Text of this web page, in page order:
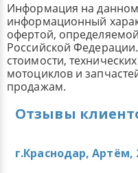
Информация на данном
информационный
офертой,
Российской
стоимости,
мотоциклов и
продажам.
Отзывы
г.Краснодар, Артём,